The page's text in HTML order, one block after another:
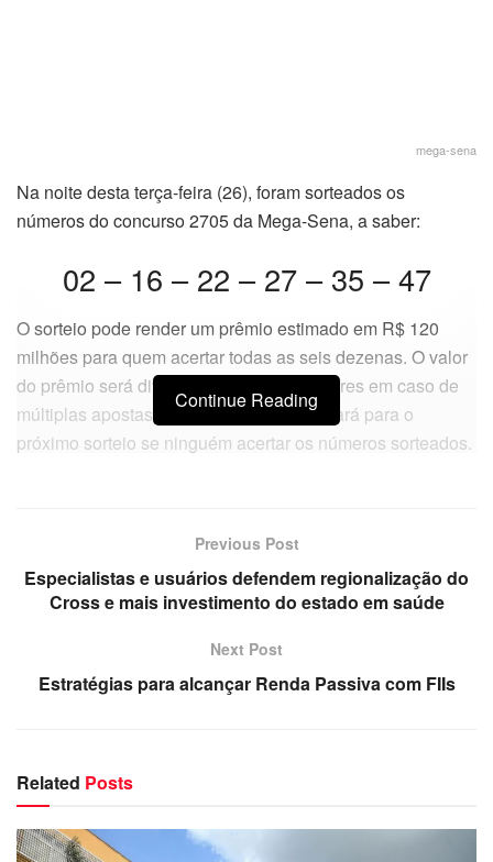
mega-sena
Na noite desta terça-feira (26), foram sorteados os
números do concurso 2705 da Mega-Sena, a saber:
02 – 16 – 22 – 27 – 35 – 47
O sorteio pode render um prêmio estimado em R$ 120
milhões para quem acertar todas as seis dezenas. O valor
do prêmio será dividido entre os ganhadores em caso de
múltiplas apostas vencedoras ou acumulará para o
próximo sorteio se ninguém acertar os números sorteados.
Continue Reading
Previous Post
Especialistas e usuários defendem regionalização do
Cross e mais investimento do estado em saúde
Next Post
Estratégias para alcançar Renda Passiva com FIIs
Related Posts